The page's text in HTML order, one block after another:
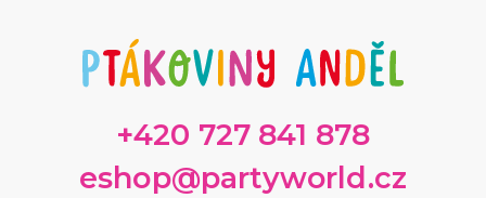
+420 727 841 878
eshop@partyworld.cz